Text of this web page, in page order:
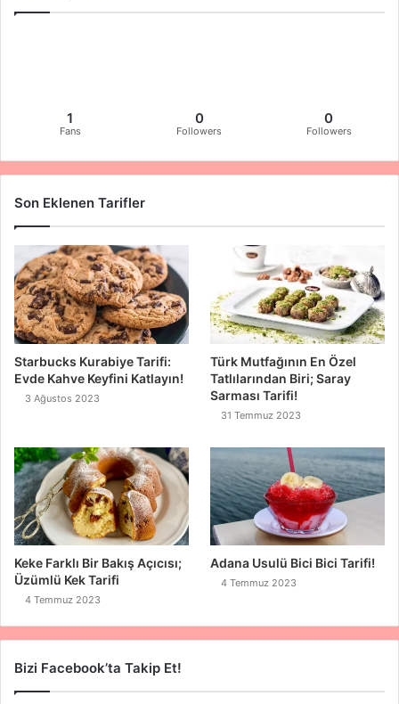
1
Fans
0
Followers
0
Followers
Son Eklenen Tarifler
Starbucks Kurabiye Tarifi:
Evde Kahve Keyfini Katlayın!
3 Ağustos 2023
Türk Mutfağının En Özel
Tatlılarından Biri; Saray
Sarması Tarifi!
31 Temmuz 2023
Keke Farklı Bir Bakış Açıcısı;
Üzümlü Kek Tarifi
4 Temmuz 2023
Adana Usulü Bici Bici Tarifi!
4 Temmuz 2023
Bizi Facebook’ta Takip Et!